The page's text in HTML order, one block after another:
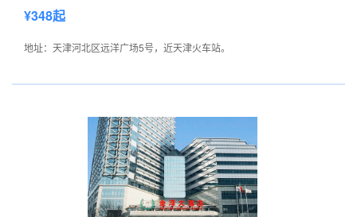
¥348起
地址：天津河北区远洋广场5号，近天津火车站。